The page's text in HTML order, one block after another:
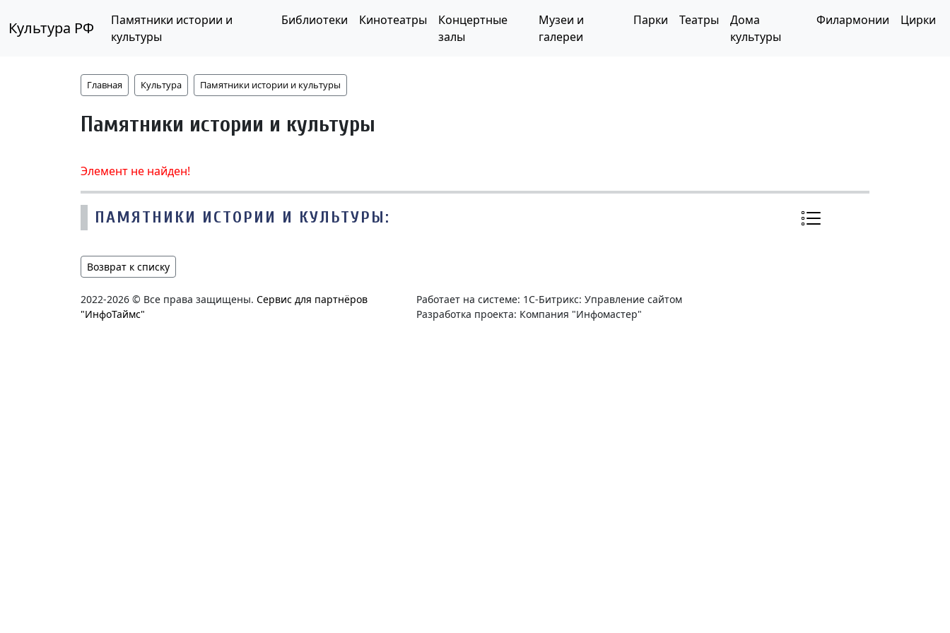
Культура РФ
Памятники истории и
культуры
Библиотеки Кинотеатры
Концертные
залы
Музеи и
галереи
Парки Театры
Дома
культуры
Филармонии Цирки
Главная Культура Памятники истории и культуры
Памятники истории и культуры
Элемент не найден!
ПАМЯТНИКИ ИСТОРИИ И КУЛЬТУРЫ:
Возврат к списку
2022-2026 © Все права защищены. Сервис для партнёров
"ИнфоТаймс"
Работает на системе: 1С-Битрикс: Управление сайтом
Разработка проекта: Компания "Инфомастер"